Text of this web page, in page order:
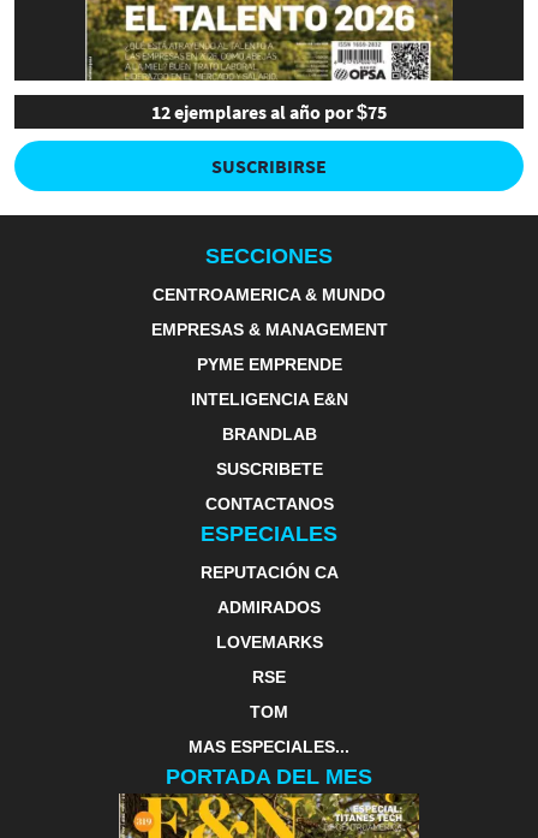
12 ejemplares al año por $75
SUSCRIBIRSE
SECCIONES
CENTROAMERICA & MUNDO
EMPRESAS & MANAGEMENT
PYME EMPRENDE
INTELIGENCIA E&N
BRANDLAB
SUSCRIBETE
CONTACTANOS
ESPECIALES
REPUTACIÓN CA
ADMIRADOS
LOVEMARKS
RSE
TOM
MAS ESPECIALES...
PORTADA DEL MES